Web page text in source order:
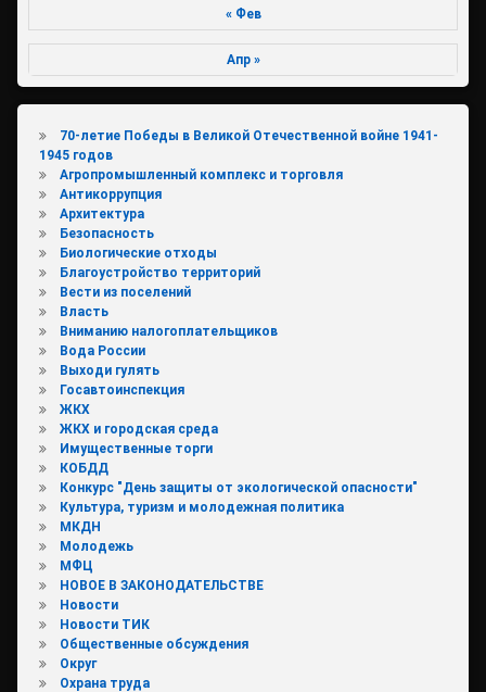
« Фев
Апр »
70-летие Победы в Великой Отечественной войне 1941-
1945 годов
Агропромышленный комплекс и торговля
Антикоррупция
Архитектура
Безопасность
Биологические отходы
Благоустройство территорий
Вести из поселений
Власть
Вниманию налогоплательщиков
Вода России
Выходи гулять
Госавтоинспекция
ЖКХ
ЖКХ и городская среда
Имущественные торги
КОБДД
Конкурс "День защиты от экологической опасности"
Культура, туризм и молодежная политика
МКДН
Молодежь
МФЦ
НОВОЕ В ЗАКОНОДАТЕЛЬСТВЕ
Новости
Новости ТИК
Общественные обсуждения
Округ
Охрана труда